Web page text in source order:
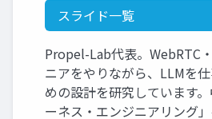
スライド一覧
Propel-Lab代表。WebRTC
ニアをやりながら、LLMを
めの設計を研究しています
ーネス・エンジニアリング